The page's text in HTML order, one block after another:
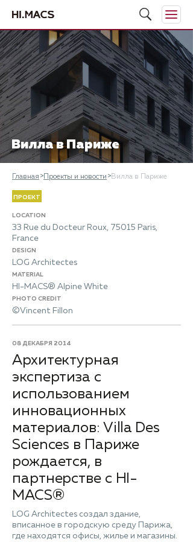
Вилла в Париже
Главная Проекты и новости Вилла в Париже
ПРОЕКТ
LOCATION
33 Rue du Docteur Roux, 75015 Paris,
France
DESIGN
LOG Architectes
MATERIAL
HI-MACS® Alpine White
PHOTO CREDIT
©Vincent Fillon
08 ДЕКАБРЯ 2014
Архитектурная
экспертиза с
использованием
инновационных
материалов: Villa Des
Sciences в Париже
рождается, в
партнерстве с HI-
MACS®
LOG Architectes создал здание,
вписанное в городскую среду Парижа,
где находятся офисы, жилье и магазины.